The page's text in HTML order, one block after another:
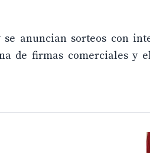
anuncian sorteos con
de firmas comerciales y